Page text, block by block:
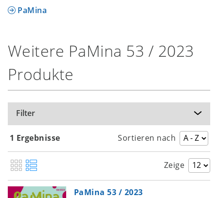
PaMina
Weitere PaMina 53 / 2023
Produkte
Filter
1 Ergebnisse Sortieren nach
Zeige
PaMina 53 / 2023